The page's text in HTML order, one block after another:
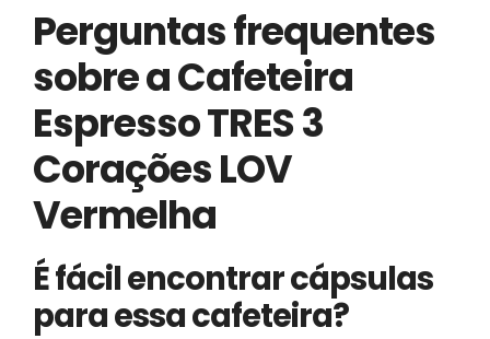
Perguntas frequentes
sobre a Cafeteira
Espresso TRES 3
Corações LOV
Vermelha
É fácil encontrar cápsulas
para essa cafeteira?